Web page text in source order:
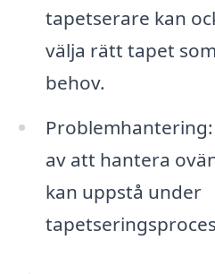
tapetserare kan
välja rätt tapet
behov.
av att hantera
kan uppstå under